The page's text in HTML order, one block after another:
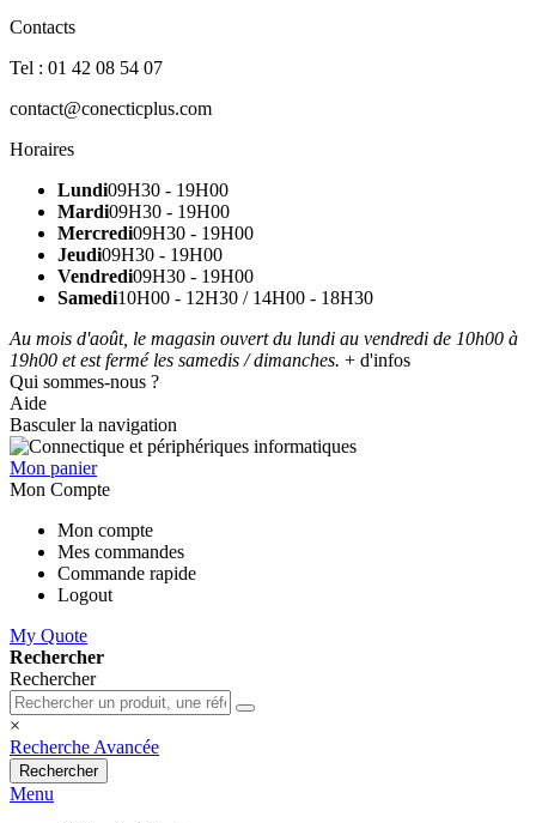
Contacts
Tel : 01 42 08 54 07
contact@conecticplus.com
Horaires
Lundi09H30 - 19H00
Mardi09H30 - 19H00
Mercredi09H30 - 19H00
Jeudi09H30 - 19H00
Vendredi09H30 - 19H00
Samedi10H00 - 12H30 / 14H00 - 18H30
Au mois d'août, le magasin ouvert du lundi au vendredi de 10h00 à
19h00 et est fermé les samedis / dimanches. + d'infos
Qui sommes-nous ?
Aide
Basculer la navigation
Mon panier
Mon Compte
Mon compte
Mes commandes
Commande rapide
Logout
My Quote
Rechercher
Rechercher
×
Recherche Avancée
Rechercher
Menu